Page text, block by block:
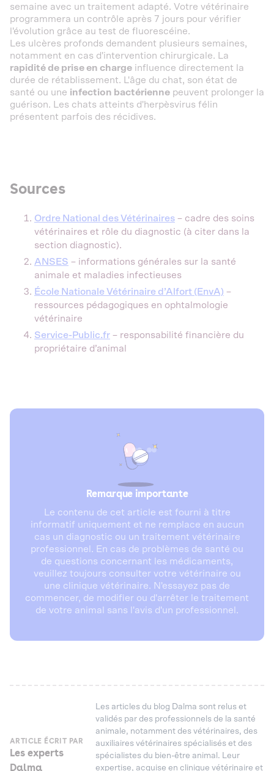
semaine avec un traitement adapté. Votre vétérinaire
programmera un contrôle après 7 jours pour vérifier
l'évolution grâce au test de fluorescéine.
Les ulcères profonds demandent plusieurs semaines,
notamment en cas d'intervention chirurgicale. La
rapidité de prise en charge influence directement la
durée de rétablissement. L'âge du chat, son état de
santé ou une infection bactérienne peuvent prolonger la
guérison. Les chats atteints d'herpèsvirus félin
présentent parfois des récidives.
Sources
Ordre National des Vétérinaires – cadre des soins
vétérinaires et rôle du diagnostic (à citer dans la
section diagnostic).
ANSES – informations générales sur la santé
animale et maladies infectieuses
École Nationale Vétérinaire d’Alfort (EnvA) –
ressources pédagogiques en ophtalmologie
vétérinaire
Service-Public.fr – responsabilité financière du
propriétaire d’animal
Remarque importante
Le contenu de cet article est fourni à titre
informatif uniquement et ne remplace en aucun
cas un diagnostic ou un traitement vétérinaire
professionnel. En cas de problèmes de santé ou
de questions concernant les médicaments,
veuillez toujours consulter votre vétérinaire ou
une clinique vétérinaire. N'essayez pas de
commencer, de modifier ou d'arrêter le traitement
de votre animal sans l'avis d'un professionnel.
ARTICLE ÉCRIT PAR
Les experts
Dalma
Les articles du blog Dalma sont relus et
validés par des professionnels de la santé
animale, notamment des vétérinaires, des
auxiliaires vétérinaires spécialisés et des
spécialistes du bien-être animal. Leur
expertise, acquise en clinique vétérinaire et